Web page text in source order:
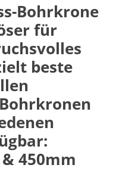
Bohrkrone
für
beste
450mm